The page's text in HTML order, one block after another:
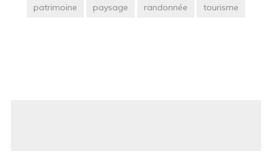
patrimoine paysage randonnée tourisme